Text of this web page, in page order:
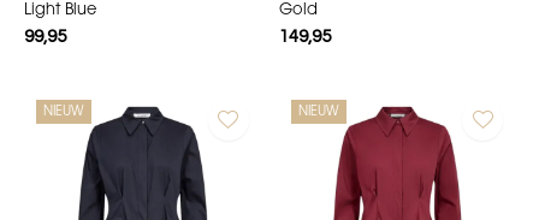
Light Blue
99,95
Gold
149,95
NIEUW NIEUW